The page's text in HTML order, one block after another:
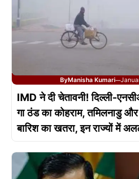
ByManisha Kumari—
IMD ने दी चेतावनी! दिल्ली-
गा ठंड का कोहराम, तमिलनाडु
बारिश का खतरा, इन राज्यों में